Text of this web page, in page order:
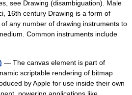
see Drawing (disambiguation). Male
16th century Drawing is a form of
any number of drawing instruments to
Common instruments include
— The canvas element is part of
scriptable rendering of bitmap
by Apple for use inside their own